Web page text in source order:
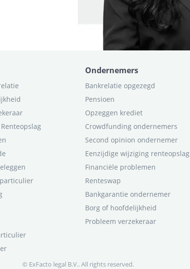
Ondernemers
Bankrelatie opgezegd
Pensioen
Opzeggen krediet
Crowdfunding ondernemers
Second opinion ondernemer
Eenzijdige wijziging renteopslag
Financiële problemen
Renteswap
Bankgarantie ondernemer
Borg of hoofdelijkheid
Probleem verzekeraar
© ExFacto legal B.V.. All rights reserved.